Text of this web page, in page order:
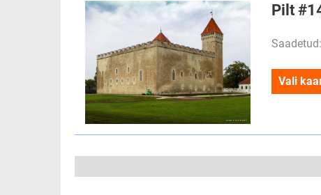
Pilt
Vali